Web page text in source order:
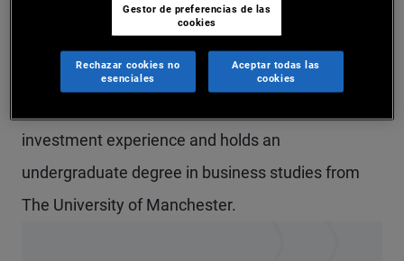
development support, and in portfolio compliance.
Lloyd's of London insurance market at brokerage
investment experience and holds an
undergraduate degree in business studies from
The University of Manchester.
Gestor de preferencias de las
cookies
Rechazar cookies no
esenciales
Aceptar todas las
cookies